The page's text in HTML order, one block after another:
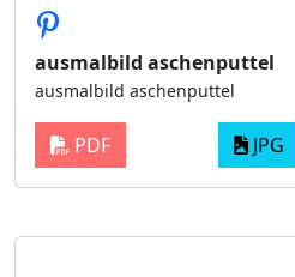
ausmalbild aschenputtel
ausmalbild aschenputtel
PDF JPG